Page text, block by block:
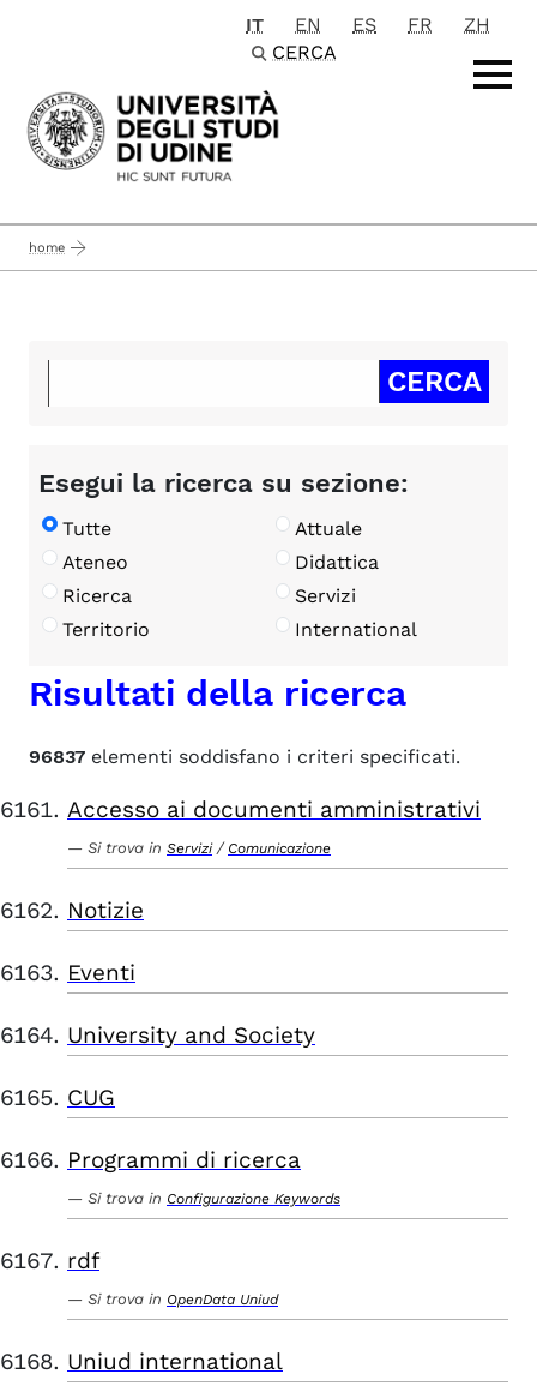
Passa al contenuto principale
IT EN ES FR
ZH
CERCA
home
Esegui la ricerca su sezione:
Tutte
Attuale
Ateneo
Didattica
Ricerca
Servizi
Territorio
International
Risultati della ricerca
96837 elementi soddisfano i criteri specificati.
Accesso ai documenti amministrativi
Si trova in Servizi / Comunicazione
Notizie
Eventi
University and Society
CUG
Programmi di ricerca
Si trova in Configurazione Keywords
rdf
Si trova in OpenData Uniud
Uniud international